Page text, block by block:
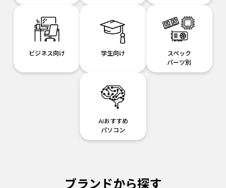
ビジネス向け 学生向け
スペック
パーツ別
AIおすすめ
パソコン
ブランドから探す